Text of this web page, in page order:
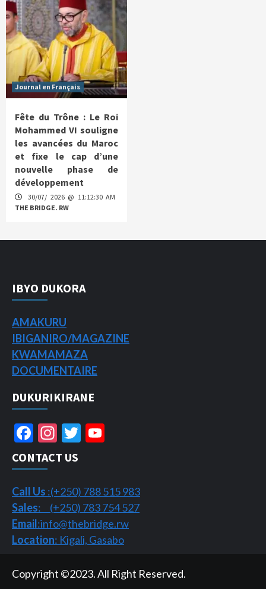
Journal en Français
Fête du Trône : Le Roi
Mohammed VI souligne
les avancées du Maroc
et fixe le cap d’une
nouvelle phase de
développement
30/07/ 2026 @ 11:12:30 AM
THE BRIDGE. RW
IBYO DUKORA
AMAKURU
IBIGANIRO/MAGAZINE
KWAMAMAZA
DOCUMENTAIRE
DUKURIKIRANE
Facebook
Instagram
Twitter
CONTACT US
Call Us :(+250) 788 515 983
Sales: (+250) 783 754 527
Email:info@thebridge.rw
Location: Kigali, Gasabo
Copyright ©2023. All Right Reserved.